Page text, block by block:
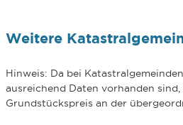
Weitere
Hinweis: Da bei
ausreichend Daten vorhanden
Grundstückspreis an der